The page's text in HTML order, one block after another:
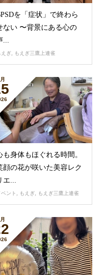
を「症状」で終わら
ない 〜背景にある心の
えぎ もえぎ三鷹上連雀
も身体もほぐれる時間。
顔の花が咲いた美容レク
エ...
ベント もえぎ もえぎ三鷹上連雀